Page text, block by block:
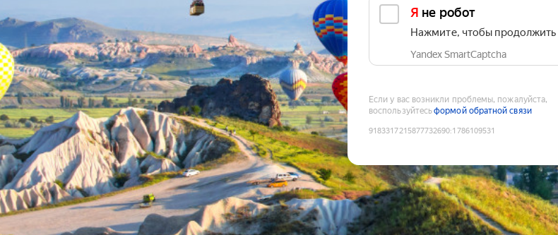
Я не робот
Нажмите, чтобы продолжить
Yandex SmartCaptcha
Если у вас возникли проблемы, пожалуйста,
воспользуйтесьформой обратной связи
9183317215877732690:1786109531